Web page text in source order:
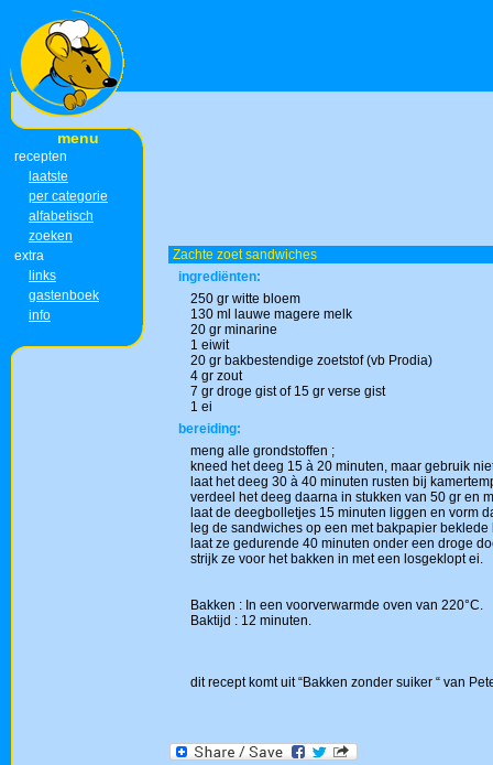
menu
recepten
laatste
per categorie
alfabetisch
zoeken
extra
links
gastenboek
info
Zachte zoet sandwiches
ingrediënten:
250 gr witte bloem
130 ml lauwe magere melk
20 gr minarine
1 eiwit
20 gr bakbestendige zoetstof (vb Prodia)
4 gr zout
7 gr droge gist of 15 gr verse gist
1 ei
bereiding:
meng alle grondstoffen ;
kneed het deeg 15 à 20 minuten, maar gebruik
laat het deeg 30 à 40 minuten rusten bij
verdeel het deeg daarna in stukken van 50 gr en
laat de deegbolletjes 15 minuten liggen en vorm
leg de sandwiches op een met bakpapier beklede
laat ze gedurende 40 minuten onder een droge
strijk ze voor het bakken in met een losgeklopt ei.
Bakken : In een voorverwarmde oven van 220°C.
Baktijd : 12 minuten.
dit recept komt uit “Bakken zonder suiker “ van